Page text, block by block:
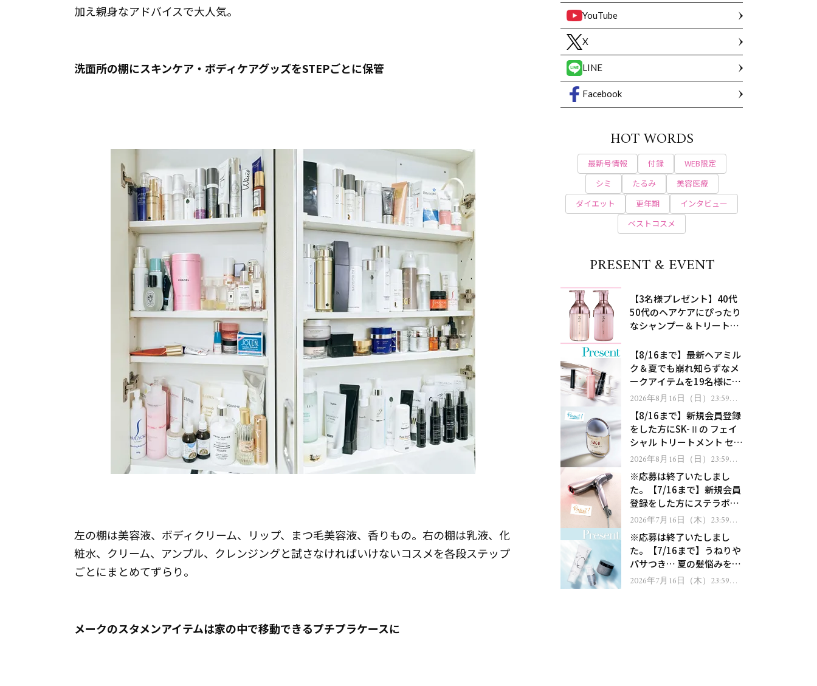
加え親身なアドバイスで大人気。
洗面所の棚にスキンケア・ボディケアグッズをSTEPごとに保管
左の棚は美容液、ボディクリーム、リップ、まつ毛美容液、香りもの。右の棚は乳液、化
粧水、クリーム、アンプル、クレンジングと試さなければいけないコスメを各段ステップ
ごとにまとめてずらり。
メークのスタメンアイテムは家の中で移動できるプチプラケースに
YouTube
X
LINE
Facebook
HOT WORDS
最新号情報 付録
WEB限定
シミ
たるみ
美容医療
ダイエット
更年期
インタビュー
ベストコスメ
PRESENT & EVENT
【3名様プレゼント】40代
50代のヘアケアにぴったり
なシャンプー＆トリートメ
処！
【8/16まで】最新ヘアミル
ク＆夏でも崩れ知らずなメ
ークアイテムを19名様にプ
レゼント！
2026年8月16日（日）23:59ま
で【8/16まで】新規会員登録
をした方にSK-Ⅱの フェイ
シャル トリートメント セラ
ムをプレゼント！
2026年8月16日（日）23:59ま
※応募は終了いたしまし
た。【7/16まで】新規会員
登録をした方にステラボー
テのシャインリバース ヘア
ゼント！
2026年7月16日（木）23:59ま
※応募は終了いたしまし
た。【7/16まで】うねりや
パサつき… 夏の髪悩みを解
消するヘアケアアイテムを
2026年7月16日（木）23:59ま